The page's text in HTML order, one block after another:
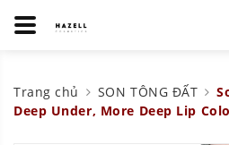
Trang chủ SON TÔNG ĐẤT
Deep Under, More Deep Lip